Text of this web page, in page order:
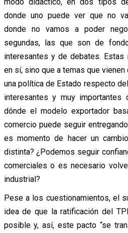
donde uno puede ver que no
donde no vamos a poder
segundas, las que son de
interesantes y de debates.
en sí, sino que a temas que
una política de Estado respecto
interesantes y muy importantes
dónde el modelo exportador
comercio puede seguir
es momento de hacer un
distinta? ¿Podemos seguir
comerciales o es necesario
industrial?
Pese a los cuestionamientos, el
idea de que la ratificación del
posible y, así, este pacto “se